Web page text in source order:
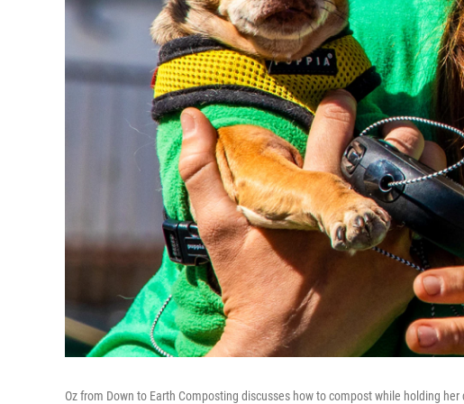
Oz from Down to Earth Composting discusses how to compost while holding